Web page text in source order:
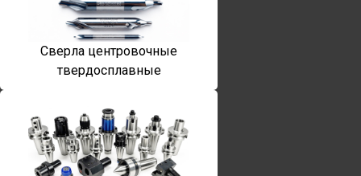
Сверла центровочные
твердосплавные